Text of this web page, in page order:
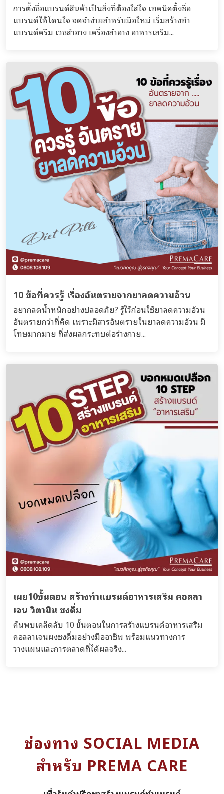
การตั้งชื่อแบรนด์สินค้าเป็นสิ่งที่ต้องใส่ใจ เทคนิคตั้งชื่อ
แบรนด์ให้โดนใจ จดจำง่ายสำหรับมือใหม่ เริ่มสร้างทำ
แบรนด์ครีม เวชสำอาง เครื่องสำอาง อาหารเสริม...
10 ข้อที่ควรรู้ เรื่องอันตรายจากยาลดความอ้วน
อยากลดน้ำหนักอย่างปลอดภัย? รู้ไว้ก่อนใช้ยาลดความอ้วน
อันตรายกว่าที่คิด เพราะมีสารอันตรายในยาลดความอ้วน มี
โทษมากมาย ที่ส่งผลกระทบต่อร่างกาย...
เผย10ขั้นตอน สร้างทำแบรนด์อาหารเสริม คอลลา
เจน วิตามิน ชงดื่ม
ค้นพบเคล็ดลับ 10 ขั้นตอนในการสร้างแบรนด์อาหารเสริม
คอลลาเจนผงชงดื่มอย่างมืออาชีพ พร้อมแนวทางการ
วางแผนและการตลาดที่ได้ผลจริง...
ช่องทาง SOCIAL MEDIA
สำหรับ PREMA CARE